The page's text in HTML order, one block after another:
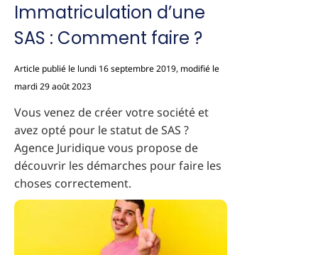
Immatriculation d’une
SAS : Comment faire ?
Article publié le lundi 16 septembre 2019, modifié le
mardi 29 août 2023
Vous venez de créer votre société et
avez opté pour le statut de SAS ?
Agence Juridique vous propose de
découvrir les démarches pour faire les
choses correctement.